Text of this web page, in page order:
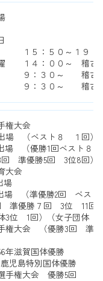
５：５０～１９：
曜 １４：００～ 稽古
９：３０～ 稽古
３０～ 稽古
権大会
場 （ベスト８ １回）
場 （優勝1回ベスト８
準優勝5回 3位8回）
大会
場
場 （準優勝2回 ベス
準優勝７回 3位 11回
3位 1回）（女子団体
権大会 （優勝3回 準優
年滋賀国体優勝
児島特別国体優勝
手権大会 優勝5回